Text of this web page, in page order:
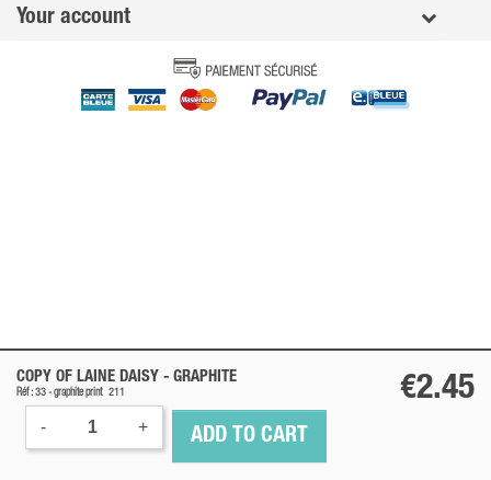
COPY OF LAINE DAISY - GRAPHITE
Réf : 33 - graphiteprint 211 €2.45
- + ADD TO CART
Your account